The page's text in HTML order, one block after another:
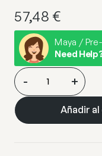
57,48 €
Maya /
Need
COLGANTE
DAFNE
BEIG
1
- +
Añadir